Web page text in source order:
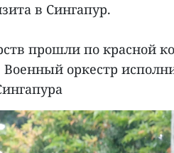
в Сингапур.
прошли по красной
оркестр